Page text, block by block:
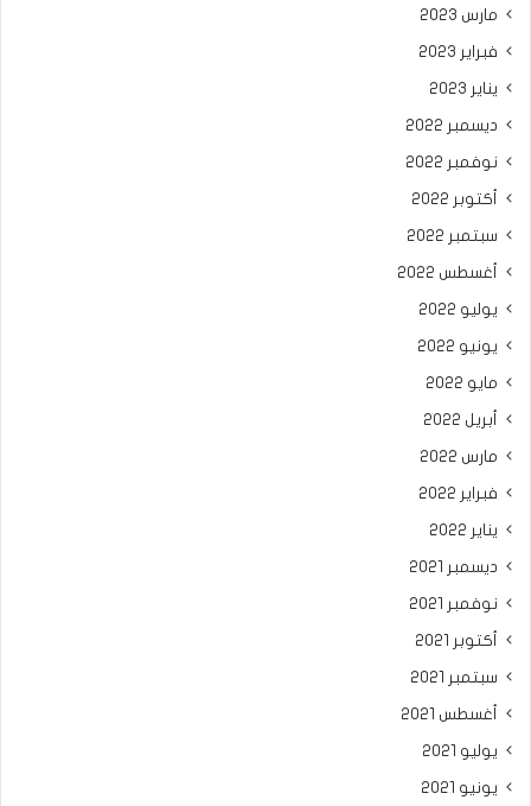
مارس 2023
فبراير 2023
يناير 2023
ديسمبر 2022
نوفمبر 2022
أكتوبر 2022
سبتمبر 2022
أغسطس 2022
يوليو 2022
يونيو 2022
مايو 2022
أبريل 2022
مارس 2022
فبراير 2022
يناير 2022
ديسمبر 2021
نوفمبر 2021
أكتوبر 2021
سبتمبر 2021
أغسطس 2021
يوليو 2021
يونيو 2021